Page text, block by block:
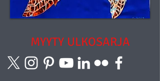
MYYTY ULKOSARJA